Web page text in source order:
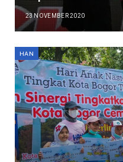
23 NOVEMBER 2020
HAN